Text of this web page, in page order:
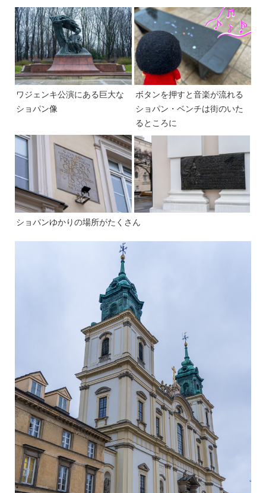
ワジェンキ公演にある巨大な
ショパン像
ボタンを押すと音楽が流れる
ショパン・ベンチは街のいた
るところに
ショパンゆかりの場所がたくさん